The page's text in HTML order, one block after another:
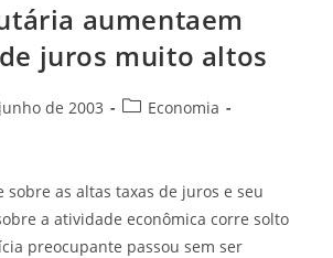
aumentaem
juros muito altos
de 2003
Economia
sobre as altas taxas de juros e seu
a atividade econômica corre solto
preocupante passou sem ser